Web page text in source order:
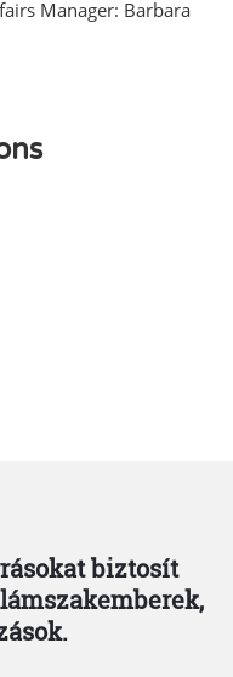
Manager: Barbara
biztosít